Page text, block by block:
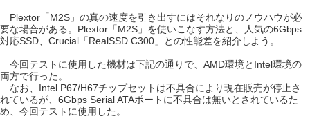
Plextor「M2S」の真の速度を引き出すにはそれなりのノウハウが必
要な場合がある。Plextor「M2S」を使いこなす方法と、人気の6Gbps
対応SSD、Crucial「RealSSD C300」との性能差を紹介しよう。
今回テストに使用した機材は下記の通りで、AMD環境とIntel環境の
両方で行った。
なお、Intel P67/H67チップセットは不具合により現在販売が停止さ
れているが、6Gbps Serial ATAポートに不具合は無いとされているた
め、今回テストに使用した。